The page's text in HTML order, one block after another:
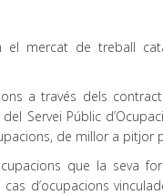
el mercat de treball
a través dels
Servei Públic
de millor a pitjor
que la seva
d’ocupacions